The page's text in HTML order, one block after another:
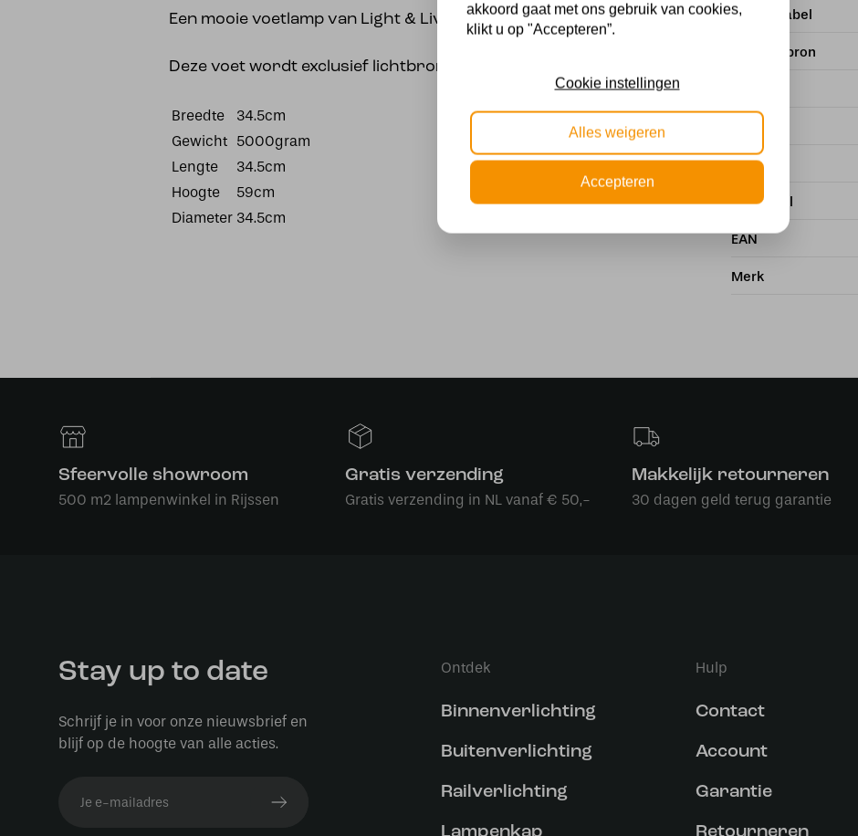
Een mooie voetlamp van Light & Living.
Deze voet wordt exclusief lichtbron geleverd.
Breedte
34.5cm
Gewicht 5000gram
Lengte
34.5cm
Hoogte
59cm
Diameter 34.5cm
Energielabel
Met lichtbron
Stijl
Materiaal
EAN
Merk
Sfeervolle showroom
500 m2 lampenwinkel in Rijssen
Gratis verzending
Gratis verzending in NL vanaf € 50,-
Makkelijk retourneren
30 dagen geld terug garantie
Stay up to date
Schrijf je in voor onze nieuwsbrief en
blijf op de hoogte van alle acties.
Ontdek
Binnenverlichting
Buitenverlichting
Railverlichting
Lampenkap
Hulp
Contact
Account
Garantie
Retourneren
akkoord gaat met ons gebruik van cookies,
klikt u op "Accepteren”.
Cookie instellingen
Alles weigeren
Accepteren